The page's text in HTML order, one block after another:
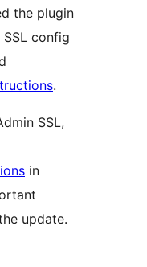
the plugin
config
.
SSL,
in
update.